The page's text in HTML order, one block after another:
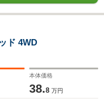
ド 4WD
本体価格
38.8 万円